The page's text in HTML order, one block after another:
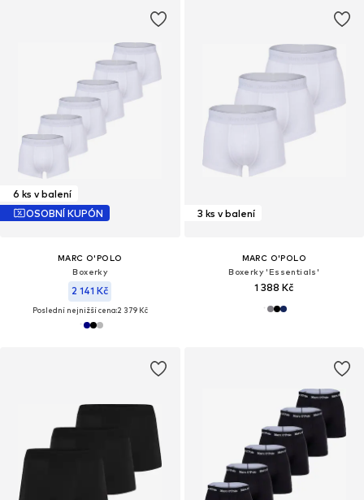
6 ks v balení
OSOBNÍ KUPÓN
MARC O'POLO
Boxerky
2 141 Kč
Poslední nejnižší cena:2 379 Kč
3 ks v balení
MARC O'POLO
Boxerky 'Essentials'
1 388 Kč